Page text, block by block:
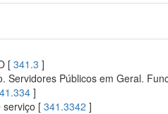
[ 341.3 ]
Servidores Públicos em Geral.
]
serviço [341.3342 ]